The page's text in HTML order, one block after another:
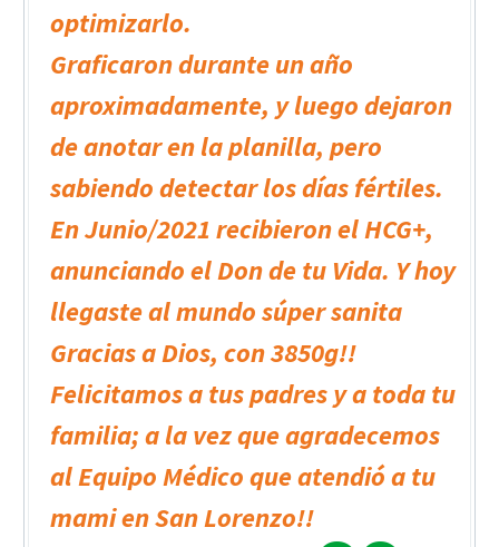
optimizarlo.
Graficaron durante un año
aproximadamente, y luego dejaron
de anotar en la planilla, pero
sabiendo detectar los días fértiles.
En Junio/2021 recibieron el HCG+,
anunciando el Don de tu Vida. Y hoy
llegaste al mundo súper sanita
Gracias a Dios, con 3850g!!
Felicitamos a tus padres y a toda tu
familia; a la vez que agradecemos
al Equipo Médico que atendió a tu
mami en San Lorenzo!!